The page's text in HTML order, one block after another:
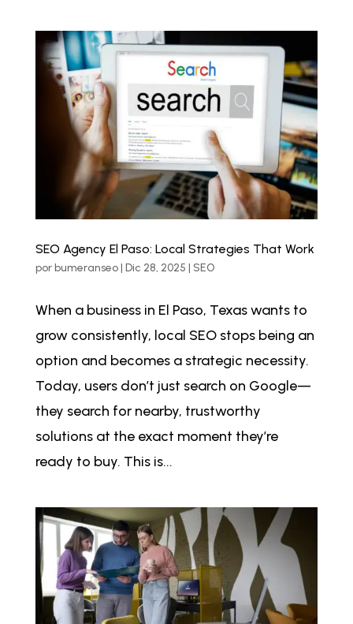
SEO Agency El Paso: Local Strategies That Work
porbumeranseo| Dic 28, 2025 | SEO
When a business in El Paso, Texas wants to
grow consistently, local SEO stops being an
option and becomes a strategic necessity.
Today, users don’t just search on Google—
they search for nearby, trustworthy
solutions at the exact moment they’re
ready to buy. This is...